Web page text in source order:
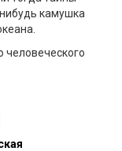
камушка
человеческого